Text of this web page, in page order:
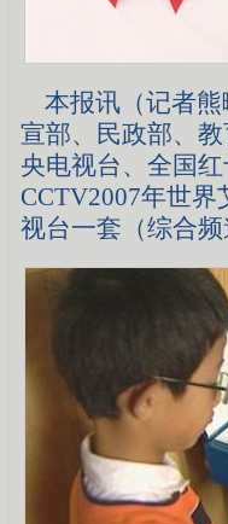
本报讯（记者熊
宣部、民政部、
央电视台、全国
CCTV2007年世
视台一套（综合频